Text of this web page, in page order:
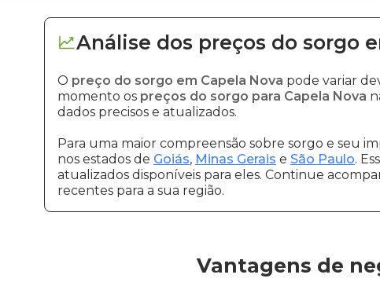
Análise dos preços do sorgo
O preço do sorgo em Capela Nova pode variar
momento os preços do sorgo para Capela Nova
dados precisos e atualizados.
Para uma maior compreensão sobre sorgo e seu
nos estados de Goiás, Minas Gerais e São Paulo.
atualizados disponíveis para eles. Continue
recentes para a sua região.
Vantagens de